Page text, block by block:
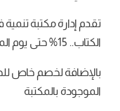
تقدم إدارة مكتبة
الكتاب.. 15% حتى يوم المناقشة.
بالإضافة لخصم خاص
الموجودة بالمكتبة